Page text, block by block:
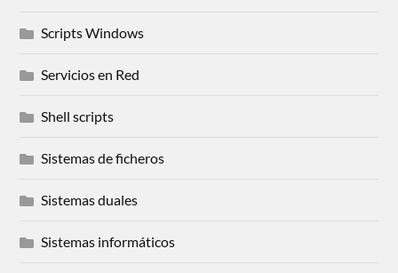
Scripts Windows
Servicios en Red
Shell scripts
Sistemas de ficheros
Sistemas duales
Sistemas informáticos